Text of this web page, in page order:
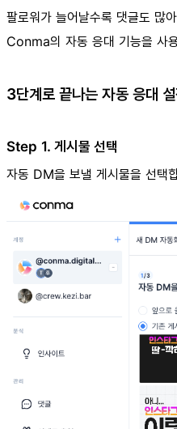
팔로워가 늘어날수록 댓글도 많
Conma의 자동 응대 기능을 사
3단계로 끝나는 자동 응대 설
Step 1. 게시물 선택
자동 DM을 보낼 게시물을 선택